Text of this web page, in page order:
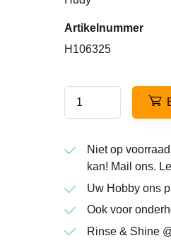
Artikelnummer
H106325
Niet op
kan! Mail ons.
Uw Hobby ons
Ook voor
Rinse & Shine